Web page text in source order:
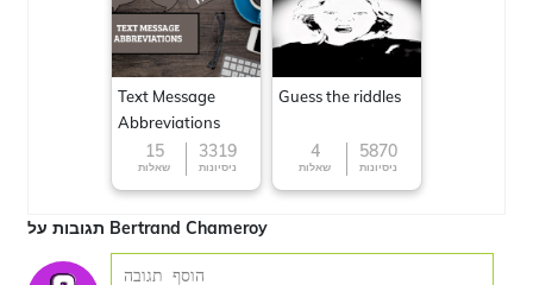
Text Message
Abbreviations
15
שאלות
3319
ניסיונות
Guess the riddles
4
שאלות
5870
ניסיונות
תגובות על Bertrand Chameroy